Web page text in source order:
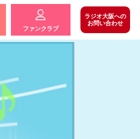
ファンクラブ
ラジオ大阪への
お問い合わせ